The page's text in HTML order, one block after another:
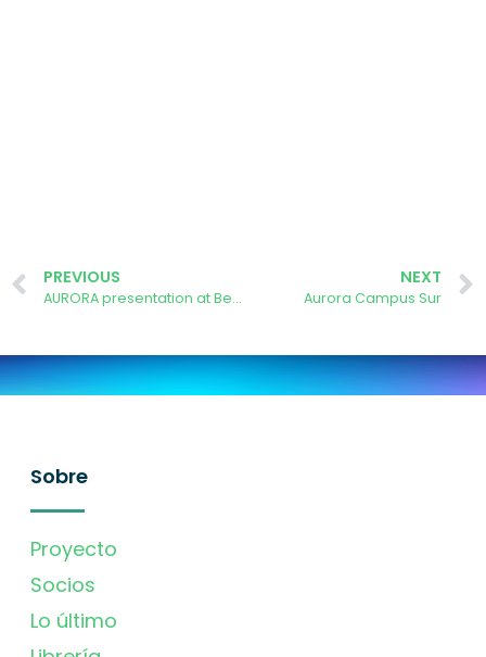
PREVIOUS
AURORA presentation at Behave 2023 Conference
NEXT
Aurora Campus Sur
Sobre
Proyecto
Socios
Lo último